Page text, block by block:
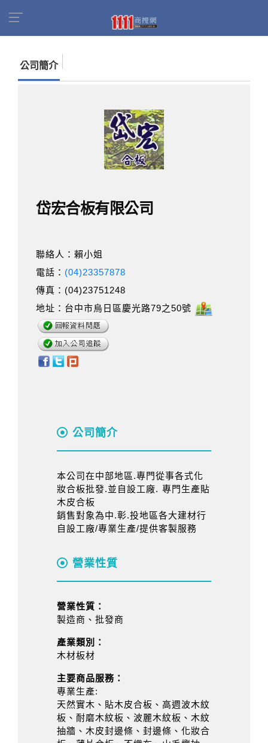
公司簡介
岱宏合板有限公司
聯絡人：賴小姐
電話： (04)23357878
傳真：(04)23751248
地址：台中市烏日區慶光路79之50號
公司簡介
本公司在中部地區.專門從事各式化
妝合板批發.並自設工廠. 專門生產貼
木皮合板
銷售對象為中.彰.投地區各大建材行
自設工廠/專業生產/提供客製服務
營業性質
營業性質：
製造商、批發商
產業類別：
木材板材
主要商品服務：
專業生產:
天然實木、貼木皮合板、高週波木紋
板、耐磨木紋板、波麗木紋板、木紋
抽牆、木皮封邊條、封邊條、化妝合